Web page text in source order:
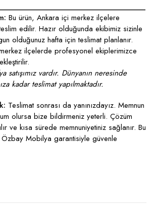
Bu ürün, Ankara içi merkez ilçelere
edilir. Hazır olduğunda ekibimiz sizinle
olduğunuz hafta için teslimat planlanır.
ilçelerde profesyonel ekiplerimizce
satışımız vardır. Dünyanın neresinde
kadar teslimat yapılmaktadır.
Teslimat sonrası da yanınızdayız. Memnun
olursa bize bildirmeniz yeterli. Çözüm
ve kısa sürede memnuniyetiniz sağlanır. Bu
Mobilya garantisiyle güvenle